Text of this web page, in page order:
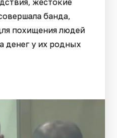
жестокие
банда,
похищения людей
денег у их родных